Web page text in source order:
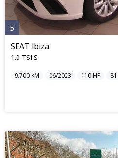
5
SEAT Ibiza
1.0 TSI S
9.700KM 06/2023 110HP 81